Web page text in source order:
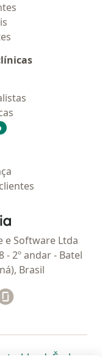
Homepage
e Software Ltda
- 2º andar - Batel
Brasil
separador
novo separador
num novo